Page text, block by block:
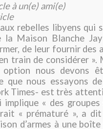
à un(e) ami(e)
rebelles libyens qui
la Maison Blanche
de leur fournir des
train de considérer
option nous devons
que nous essayons
Times- est très
« des
« prématuré », a dit
d’armes à une